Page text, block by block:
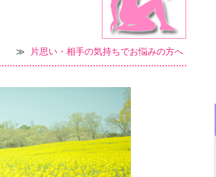
≫ 片思い・相手の気持ちでお悩みの方へ